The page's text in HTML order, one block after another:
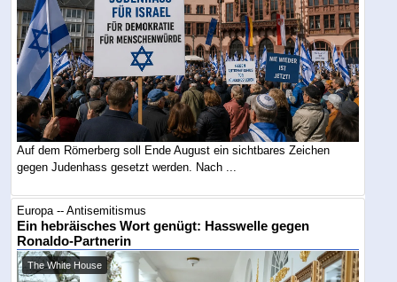
Auf dem Römerberg soll Ende August ein sichtbares Zeichen
gegen Judenhass gesetzt werden. Nach ...
Europa -- Antisemitismus
Ein hebräisches Wort genügt: Hasswelle gegen
Ronaldo-Partnerin
The White House